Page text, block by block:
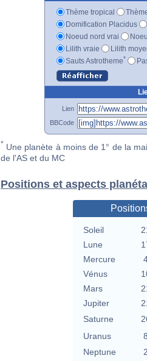
Thème tropical
Domification Placidus
Noeud nord vrai
Lilith vraie
Lilith
Sauts Astrotheme*
Lien
BBCode
* Une planète à moins de 1° de la
de l'AS et du MC
Positions et aspects
Soleil
Lune
Mercure
Vénus
Mars
Jupiter
Saturne
Uranus
Neptune